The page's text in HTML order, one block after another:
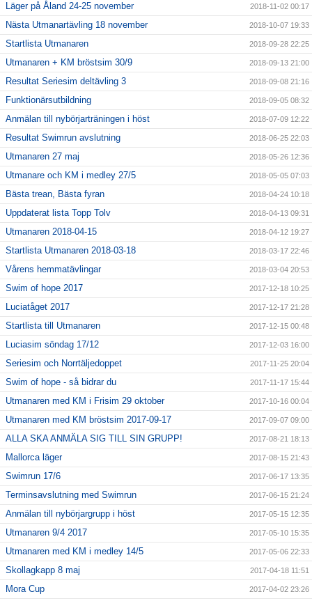
Läger på Åland 24-25 november 2018-11-02 00:17
Nästa Utmanartävling 18 november 2018-10-07 19:33
Startlista Utmanaren 2018-09-28 22:25
Utmanaren + KM bröstsim 30/9 2018-09-13 21:00
Resultat Seriesim deltävling 3 2018-09-08 21:16
Funktionärsutbildning 2018-09-05 08:32
Anmälan till nybörjarträningen i höst 2018-07-09 12:22
Resultat Swimrun avslutning 2018-06-25 22:03
Utmanaren 27 maj 2018-05-26 12:36
Utmanare och KM i medley 27/5 2018-05-05 07:03
Bästa trean, Bästa fyran 2018-04-24 10:18
Uppdaterat lista Topp Tolv 2018-04-13 09:31
Utmanaren 2018-04-15 2018-04-12 19:27
Startlista Utmanaren 2018-03-18 2018-03-17 22:46
Vårens hemmatävlingar 2018-03-04 20:53
Swim of hope 2017 2017-12-18 10:25
Luciatåget 2017 2017-12-17 21:28
Startlista till Utmanaren 2017-12-15 00:48
Luciasim söndag 17/12 2017-12-03 16:00
Seriesim och Norrtäljedoppet 2017-11-25 20:04
Swim of hope - så bidrar du 2017-11-17 15:44
Utmanaren med KM i Frisim 29 oktober 2017-10-16 00:04
Utmanaren med KM bröstsim 2017-09-17 2017-09-07 09:00
ALLA SKA ANMÄLA SIG TILL SIN GRUPP! 2017-08-21 18:13
Mallorca läger 2017-08-15 21:43
Swimrun 17/6 2017-06-17 13:35
Terminsavslutning med Swimrun 2017-06-15 21:24
Anmälan till nybörjargrupp i höst 2017-05-15 12:35
Utmanaren 9/4 2017 2017-05-10 15:35
Utmanaren med KM i medley 14/5 2017-05-06 22:33
Skollagkapp 8 maj 2017-04-18 11:51
Mora Cup 2017-04-02 23:26